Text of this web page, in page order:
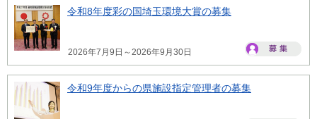
令和8年度彩の国埼玉環境大賞の募集
2026年7月9日～2026年9月30日
令和9年度からの県施設指定管理者の募集